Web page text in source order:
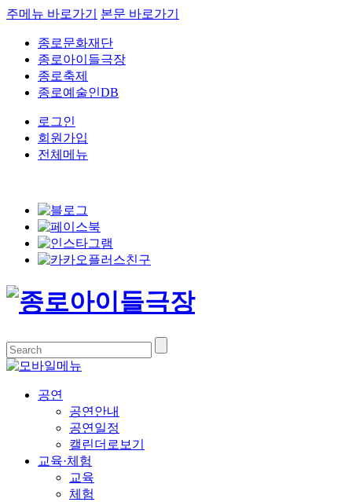
주메뉴 바로가기 본문 바로가기
종로문화재단
종로아이들극장
종로축제
종로예술인DB
로그인
회원가입
전체메뉴
공연
공연안내
공연일정
캘린더로보기
교육·체험
교육
체험